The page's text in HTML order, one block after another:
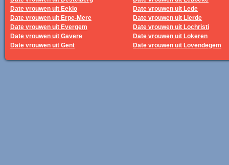
Date vrouwen uit Eeklo
Date vrouwen uit Erpe-Mere
Date vrouwen uit Evergem
Date vrouwen uit Gavere
Date vrouwen uit Gent
Date vrouwen uit Lede
Date vrouwen uit Lierde
Date vrouwen uit Lochristi
Date vrouwen uit Lokeren
Date vrouwen uit Lovendegem